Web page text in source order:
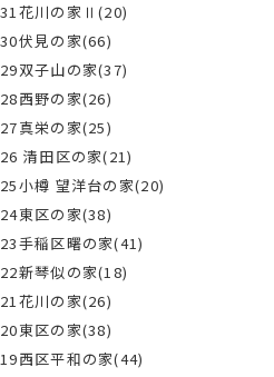
31花川の家Ⅱ(20)
30伏見の家(66)
29双子山の家(37)
28西野の家(26)
27真栄の家(25)
26 清田区の家(21)
25小樽 望洋台の家(20)
24東区の家(38)
23手稲区曙の家(41)
22新琴似の家(18)
21花川の家(26)
20東区の家(38)
19西区平和の家(44)